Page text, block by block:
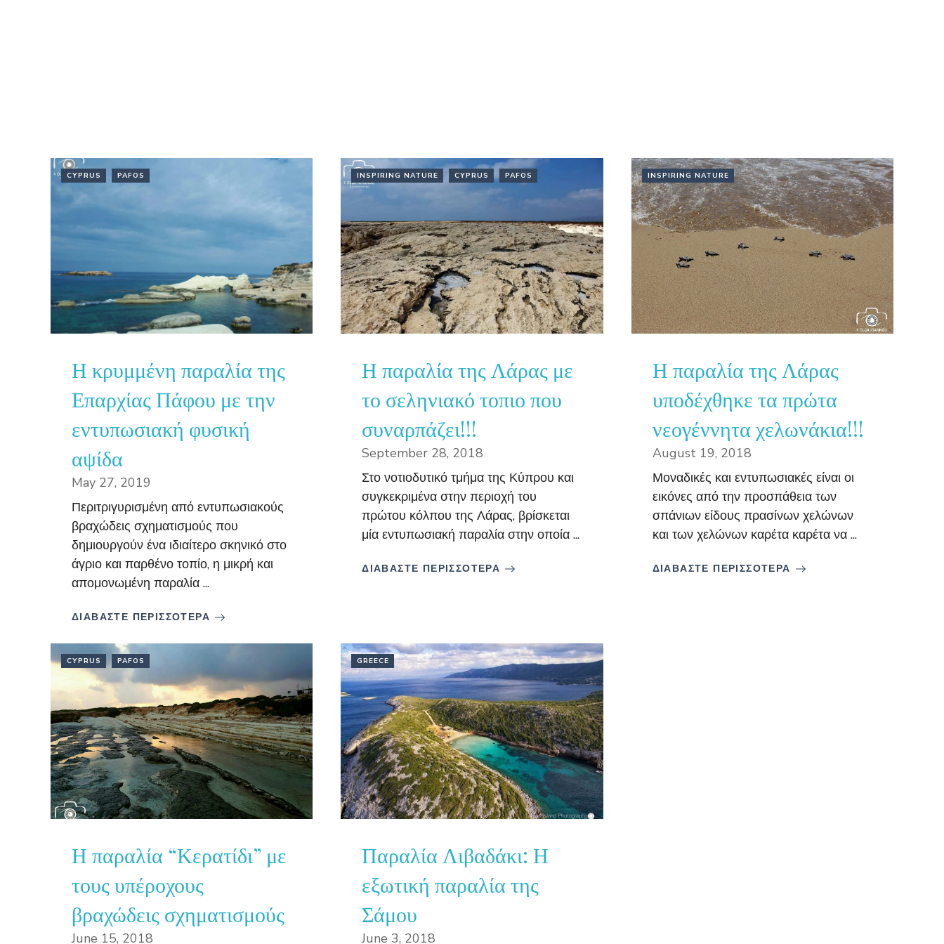
CYPRUS PAFOS
Η κρυμμένη παραλία της
Επαρχίας Πάφου με την
εντυπωσιακή φυσική
αψίδα
May 27, 2019
Περιτριγυρισμένη από εντυπωσιακούς
βραχώδεις σχηματισμούς που
δημιουργούν ένα ιδιαίτερο σκηνικό στο
άγριο και παρθένο τοπίο, η μικρή και
απομονωμένη παραλία ...
ΔΙΑΒΑΣΤΕ ΠΕΡΙΣΣΟΤΕΡΑ
INSPIRING NATURE CYPRUS PAFOS
Η παραλία της Λάρας με
το σεληνιακό τοπιο που
συναρπάζει!!!
September 28, 2018
Στο νοτιοδυτικό τμήμα της Κύπρου και
συγκεκριμένα στην περιοχή του
πρώτου κόλπου της Λάρας, βρίσκεται
μία εντυπωσιακή παραλία στην οποία ...
ΔΙΑΒΑΣΤΕ ΠΕΡΙΣΣΟΤΕΡΑ
INSPIRING NATURE
Η παραλία της Λάρας
υποδέχθηκε τα πρώτα
νεογέννητα χελωνάκια!!!
August 19, 2018
Μοναδικές και εντυπωσιακές είναι οι
εικόνες από την προσπάθεια των
σπάνιων είδους πρασίνων χελώνων
και των χελώνων καρέτα καρέτα να ...
ΔΙΑΒΑΣΤΕ ΠΕΡΙΣΣΟΤΕΡΑ
CYPRUS PAFOS
Η παραλία “Κερατίδι” με
τους υπέροχους
βραχώδεις σχηματισμούς
June 15, 2018
GREECE
Παραλία Λιβαδάκι: Η
εξωτική παραλία της
Σάμου
June 3, 2018